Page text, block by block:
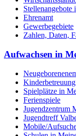
Ehrenamt
Gewerbegebiete
Zahlen, Daten,
Aufwachsen in
Kinderbetreuung
Spielplätze in
Ferienspiele
Jugendzentrum
Jugendtreff
Mobile/